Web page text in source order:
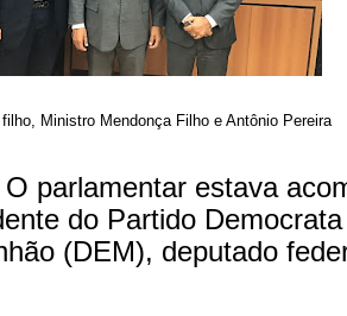
Ministro Mendonça Filho e Antônio Pereira
O parlamentar estava
do Partido
(DEM), deputado